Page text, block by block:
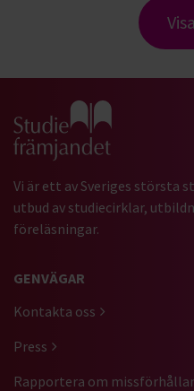
Gå till studiefrämjandets
Vi är ett av Sveriges största
utbud av studiecirklar,
föreläsningar.
GENVÄGAR
Kontakta oss
Press
Rapportera om